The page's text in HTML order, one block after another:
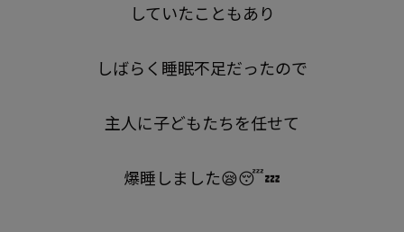
していたこともあり
しばらく睡眠不足だったので
主人に子どもたちを任せて
爆睡しました😪😴💤